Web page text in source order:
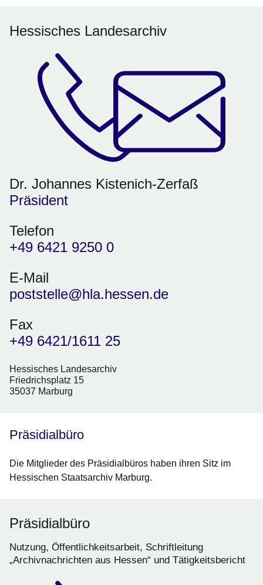
Hessisches Landesarchiv
Dr. Johannes Kistenich-Zerfaß
Präsident
Telefon
+49 6421 9250 0
E-Mail
poststelle@hla.hessen.de
Fax
+49 6421/1611 25
Hessisches Landesarchiv
Friedrichsplatz 15
35037 Marburg
Präsidialbüro
Die Mitglieder des Präsidialbüros haben ihren Sitz im
Hessischen Staatsarchiv Marburg.
Präsidialbüro
Nutzung, Öffentlichkeitsarbeit, Schriftleitung
„Archivnachrichten aus Hessen“ und Tätigkeitsbericht